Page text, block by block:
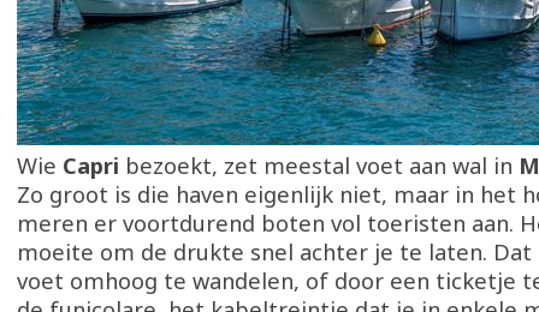
Wie Capri bezoekt, zet meestal voet aan wal in
Zo groot is die haven eigenlijk niet, maar in het
meren er voortdurend boten vol toeristen aan.
moeite om de drukte snel achter je te laten. Dat
voet omhoog te wandelen, of door een ticketje